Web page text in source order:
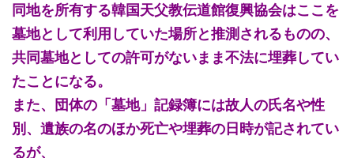
同地を所有する韓国天父教伝道館復興協会はここを
墓地として利用していた場所と推測されるものの、
共同墓地としての許可がないまま不法に埋葬してい
たことになる。
また、団体の「墓地」記録簿には故人の氏名や性
別、遺族の名のほか死亡や埋葬の日時が記されてい
るが、